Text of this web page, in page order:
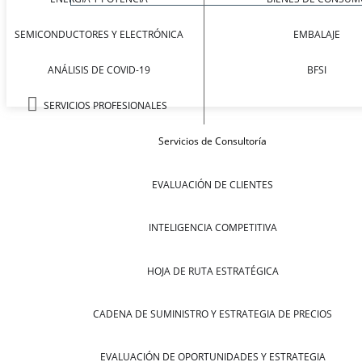
SEMICONDUCTORES Y ELECTRÓNICA
ANÁLISIS DE COVID-19
SERVICIOS PROFESIONALES
EMBALAJE
BFSI
Servicios de Consultoría
EVALUACIÓN DE CLIENTES
INTELIGENCIA COMPETITIVA
HOJA DE RUTA ESTRATÉGICA
CADENA DE SUMINISTRO Y ESTRATEGIA DE PRECIOS
EVALUACIÓN DE OPORTUNIDADES Y ESTRATEGIA